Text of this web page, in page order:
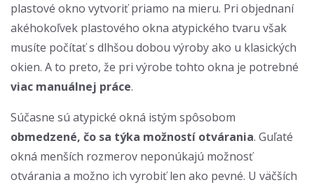
plastové okno vytvoriť priamo na mieru. Pri objednaní
akéhokoľvek plastového okna atypického tvaru však
musíte počítať s dlhšou dobou výroby ako u klasických
okien. A to preto, že pri výrobe tohto okna je potrebné
viac manuálnej práce.
Súčasne sú atypické okná istým spôsobom
obmedzené, čo sa týka možností otvárania. Guľaté
okná menších rozmerov neponúkajú možnosť
otvárania a možno ich vyrobiť len ako pevné. U väčších